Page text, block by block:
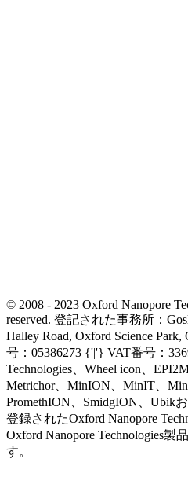
© 2008 - 2023 Oxford Nanopore
reserved. 登記された事務所：
Halley Road, Oxford Science
号：05386273 {'|'} VAT番号：
Technologies、Wheel icon、
Metrichor、MinION、MinIT、
PromethION、SmidgION、Ubik
登録されたOxford Nanopore
Oxford Nanopore Technologies
す。